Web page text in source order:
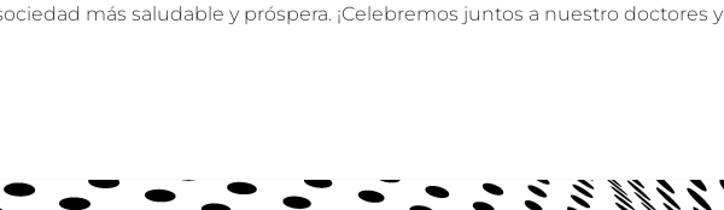
más saludable y próspera. ¡Celebremos juntos a nuestro doctores y